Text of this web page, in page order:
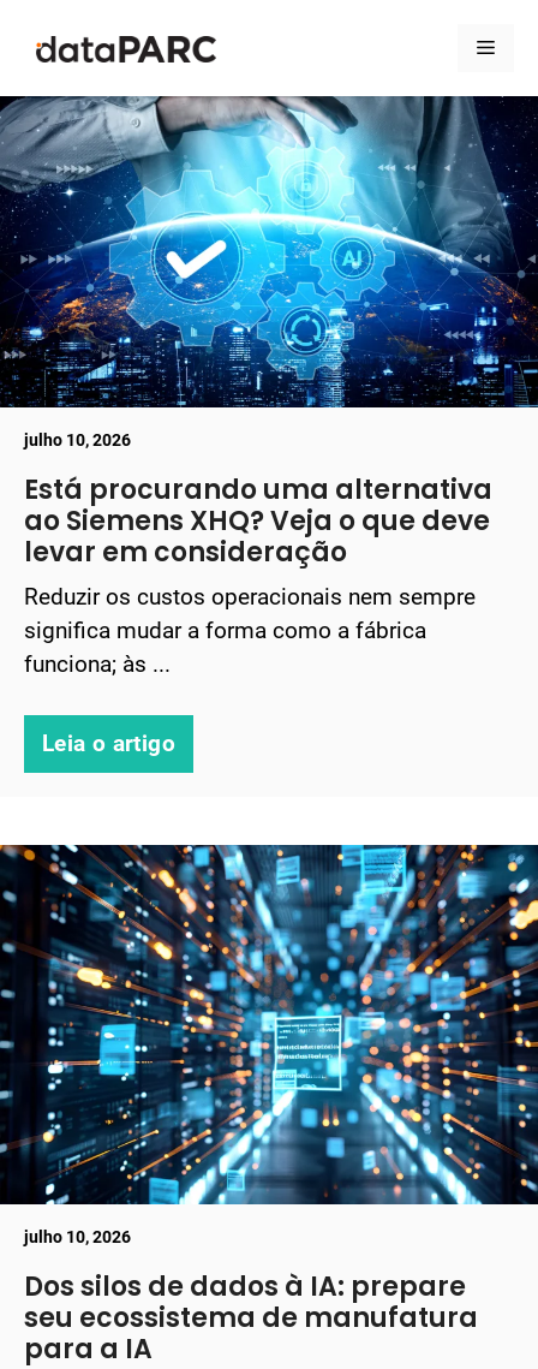
julho 10, 2026
Está procurando uma alternativa
ao Siemens XHQ? Veja o que deve
levar em consideração
Reduzir os custos operacionais nem sempre
significa mudar a forma como a fábrica
funciona; às ...
Leia o artigo
julho 10, 2026
Dos silos de dados à IA: prepare
seu ecossistema de manufatura
para a IA